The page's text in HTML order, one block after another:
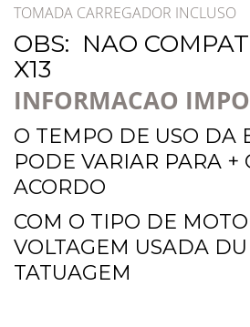
TOMADA CARREGADOR INCLUSO
OBS: NAO
X13
INFORMACAO
O TEMPO DE USO DA
PODE VARIAR PARA
ACORDO
COM O TIPO DE
VOLTAGEM USADA
TATUAGEM